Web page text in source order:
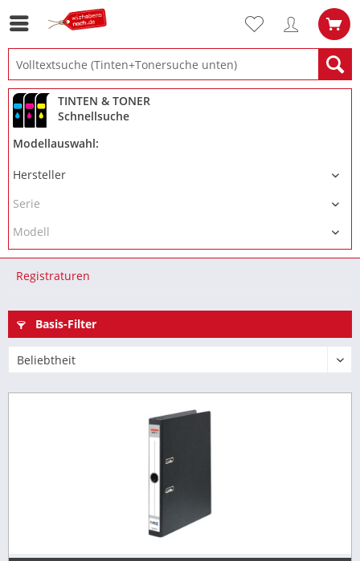
TINTEN & TONER
Schnellsuche
Modellauswahl:
Registraturen
Basis-Filter